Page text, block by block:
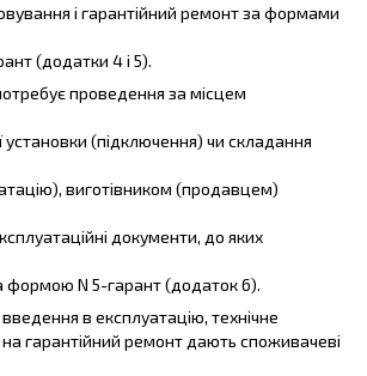
і гарантійний ремонт за формами
(додатки 4 і 5).
проведення за місцем
установки (підключення) чи складання
виготівником (продавцем)
документи, до яких
формою N 5-гарант (додаток 6).
в експлуатацію, технічне
гарантійний ремонт дають споживачеві